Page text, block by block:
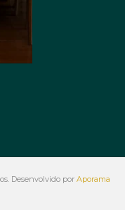
Desenvolvido por Aporama